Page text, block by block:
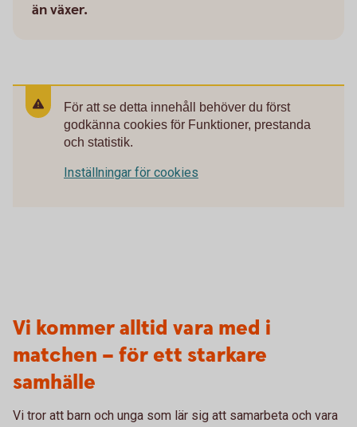
än växer.
För att se detta innehåll behöver du först
godkänna cookies för Funktioner, prestanda
och statistik.
Inställningar för cookies
Vi kommer alltid vara med i
matchen – för ett starkare
samhälle
Vi tror att barn och unga som lär sig att samarbeta och vara